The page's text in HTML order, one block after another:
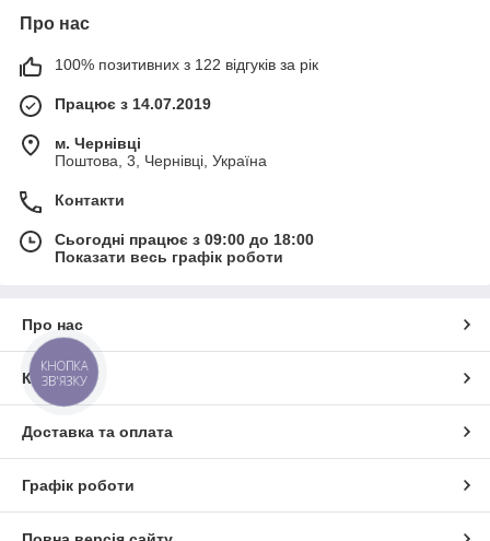
Про нас
100% позитивних з 122 відгуків за рік
Працює з 14.07.2019
м. Чернівці
Поштова, 3, Чернівці, Україна
Контакти
Сьогодні працює з 09:00 до 18:00
Показати весь графік роботи
Про нас
Контакти
Доставка та оплата
Графік роботи
КНОПКА
ЗВ'ЯЗКУ